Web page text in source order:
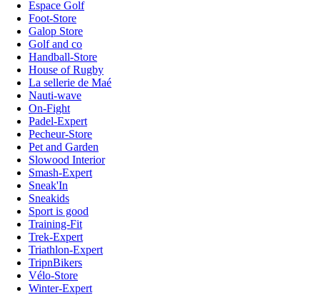
Espace Golf
Foot-Store
Galop Store
Golf and co
Handball-Store
House of Rugby
La sellerie de Maé
Nauti-wave
On-Fight
Padel-Expert
Pecheur-Store
Pet and Garden
Slowood Interior
Smash-Expert
Sneak'In
Sneakids
Sport is good
Training-Fit
Trek-Expert
Triathlon-Expert
TripnBikers
Vélo-Store
Winter-Expert